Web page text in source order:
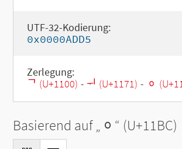
UTF-32-Kodierung:
0x0000ADD5
Zerlegung:
ᄀ (U+1100) - ᅱ (U+1171) - ᆼ
Basierend auf „ ᆼ “ (U+11BC)